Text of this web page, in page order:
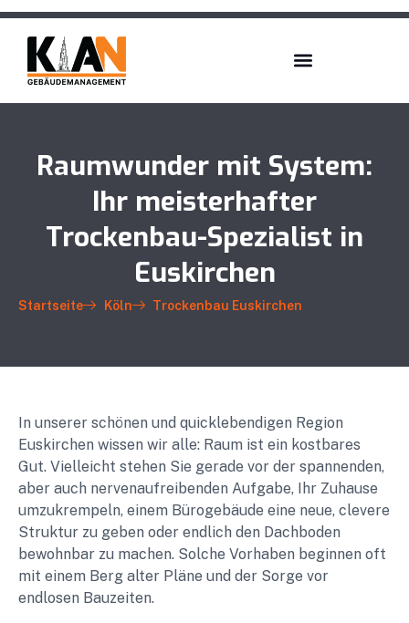
Raumwunder mit System:
Ihr meisterhafter
Trockenbau-Spezialist in
Euskirchen
Startseite Köln Trockenbau Euskirchen
In unserer schönen und quicklebendigen Region
Euskirchen wissen wir alle: Raum ist ein kostbares
Gut. Vielleicht stehen Sie gerade vor der spannenden,
aber auch nervenaufreibenden Aufgabe, Ihr Zuhause
umzukrempeln, einem Bürogebäude eine neue, clevere
Struktur zu geben oder endlich den Dachboden
bewohnbar zu machen. Solche Vorhaben beginnen oft
mit einem Berg alter Pläne und der Sorge vor
endlosen Bauzeiten.